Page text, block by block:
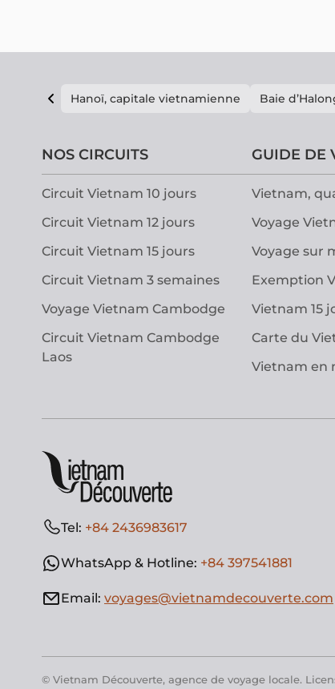
Hanoï, capitale vietnamienne Baie
NOS CIRCUITS
Circuit Vietnam 10 jours
Circuit Vietnam 12 jours
Circuit Vietnam 15 jours
Circuit Vietnam 3 semaines
Voyage Vietnam Cambodge
Circuit Vietnam Cambodge
Laos
GUIDE DE
Vietnam,
Voyage
Voyage sur
Exemption
Vietnam 15
Carte du
Vietnam en
Tel: +84 2436983617
WhatsApp & Hotline: +84 397541881
Email: voyages@vietnamdecouverte.com
© Vietnam Découverte, agence de voyage locale.